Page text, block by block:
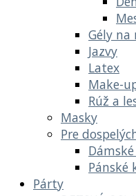
Gély na
Jazvy
Latex
Make-
Rúž a
Masky
Pre
Pánské
Párty